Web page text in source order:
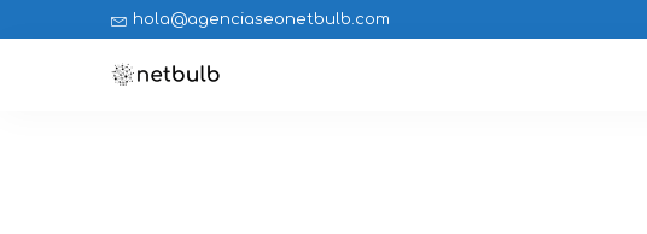
hola@agenciaseonetbulb.com